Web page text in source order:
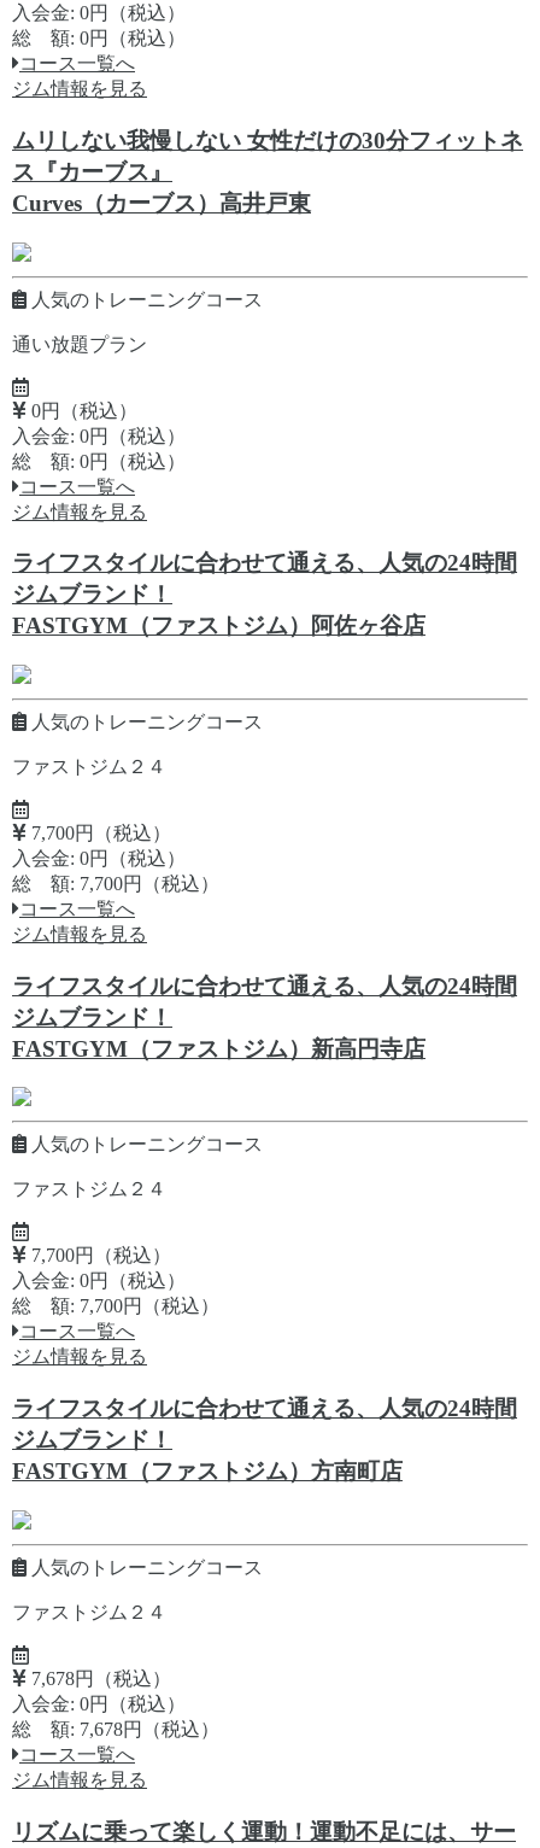
入会金: 0円（税込）
総 額: 0円（税込）
コース一覧へ
ジム情報を見る
ムリしない我慢しない 女性だけの30分フィットネ
ス『カーブス』
Curves（カーブス）高井戸東
人気のトレーニングコース
通い放題プラン
0円（税込）
入会金: 0円（税込）
総 額: 0円（税込）
コース一覧へ
ジム情報を見る
ライフスタイルに合わせて通える、人気の24時間
ジムブランド！
FASTGYM（ファストジム）阿佐ヶ谷店
人気のトレーニングコース
ファストジム２４
7,700円（税込）
入会金: 0円（税込）
総 額: 7,700円（税込）
コース一覧へ
ジム情報を見る
ライフスタイルに合わせて通える、人気の24時間
ジムブランド！
FASTGYM（ファストジム）新高円寺店
人気のトレーニングコース
ファストジム２４
7,700円（税込）
入会金: 0円（税込）
総 額: 7,700円（税込）
コース一覧へ
ジム情報を見る
ライフスタイルに合わせて通える、人気の24時間
ジムブランド！
FASTGYM（ファストジム）方南町店
人気のトレーニングコース
ファストジム２４
7,678円（税込）
入会金: 0円（税込）
総 額: 7,678円（税込）
コース一覧へ
ジム情報を見る
リズムに乗って楽しく運動！運動不足には、サー